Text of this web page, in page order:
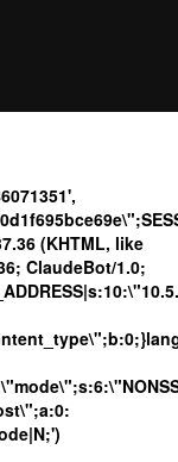
(KHTML, like
ClaudeBot/1.0;